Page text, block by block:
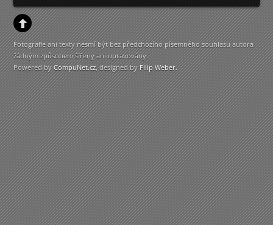
Fotografie ani texty nesmí být bez předchozího písemného souhlasu autora
žádným způsobem šířeny ani upravovány.
Powered byCompuNet.cz, designed byFilip Weber.